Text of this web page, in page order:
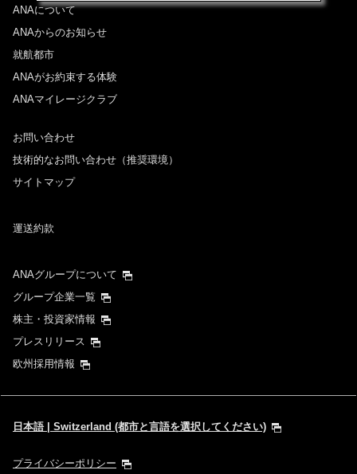
ANAについて
ANAからのお知らせ
就航都市
ANAがお約束する体験
ANAマイレージクラブ
お問い合わせ
技術的なお問い合わせ（推奨環境）
サイトマップ
運送約款
ANAグループについて
グループ企業一覧
株主・投資家情報
プレスリリース
欧州採用情報
日本語 | Switzerland (都市と言語を選択してください)
プライバシーポリシー